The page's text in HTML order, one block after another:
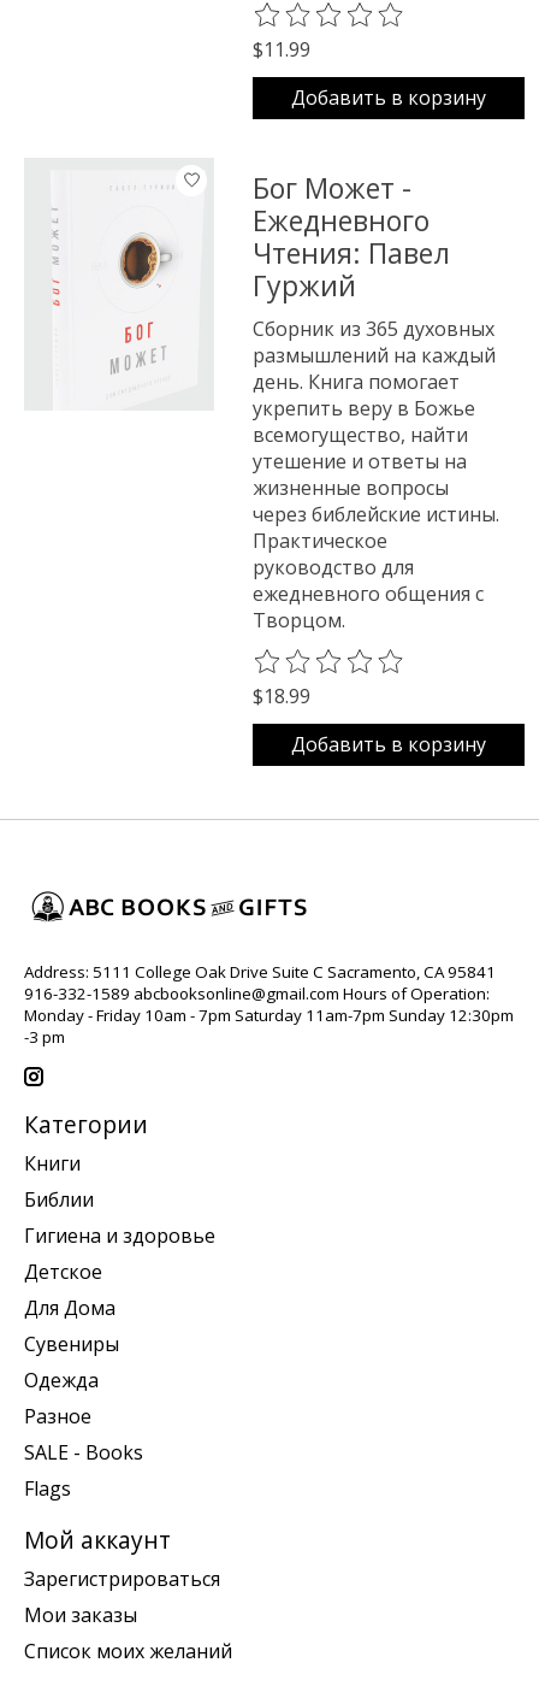
The rating of this product is
$11.99
Добавить в корзину
Бог Может -
Ежедневного
Чтения: Павел
Гуржий
Сборник из 365 духовных
размышлений на каждый
день. Книга помогает
укрепить веру в Божье
всемогущество, найти
утешение и ответы на
жизненные вопросы
через библейские истины.
Практическое
руководство для
ежедневного общения с
Творцом.
The rating of this product is
$18.99
Добавить в корзину
Address: 5111 College Oak Drive Suite C Sacramento, CA 95841
916-332-1589 abcbooksonline@gmail.com Hours of Operation:
Monday - Friday 10am - 7pm Saturday 11am-7pm Sunday 12:30pm
-3 pm
Категории
Книги
Библии
Гигиена и здоровье
Детское
Для Дома
Сувениры
Одежда
Разное
SALE - Books
Flags
Мой аккаунт
Зарегистрироваться
Мои заказы
Список моих желаний